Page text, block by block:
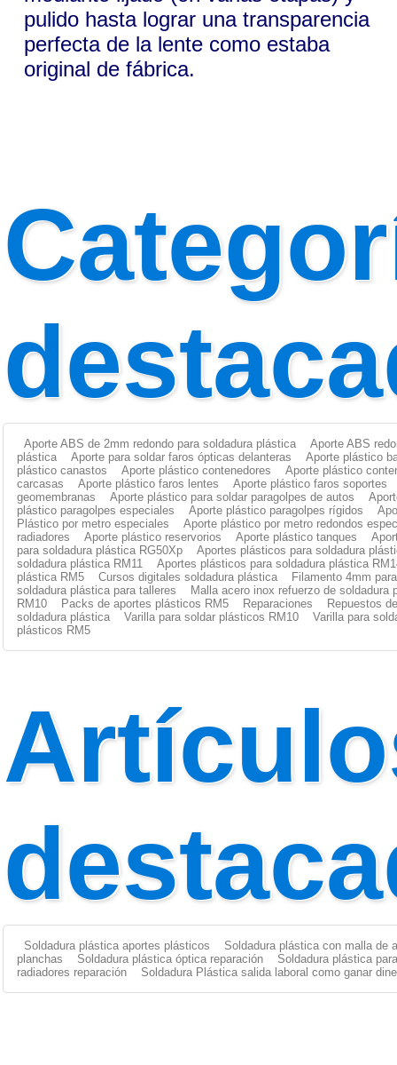
pulido hasta lograr una transparencia
perfecta de la lente como estaba
original de fábrica.
Aporte ABS de 2mm redondo para soldadura plástica
Aporte ABS
plástica
Aporte para soldar faros ópticas delanteras
Aporte plástico
plástico canastos
Aporte plástico contenedores
Aporte plástico
carcasas
Aporte plástico faros lentes
Aporte plástico faros soportes
geomembranas
Aporte plástico para soldar paragolpes de autos
plástico paragolpes especiales
Aporte plástico paragolpes rígidos
Plástico por metro especiales
Aporte plástico por metro redondos
radiadores
Aporte plástico reservorios Aporte plástico tanques
para soldadura plástica RG50Xp
Aportes plásticos para soldadura
soldadura plástica RM11
Aportes plásticos para soldadura plástica
plástica RM5
Cursos digitales soldadura plástica
Filamento 4mm
soldadura plástica para talleres
Malla acero inox refuerzo de soldadura
RM10
Packs de aportes plásticos RM5 Reparaciones
Repuestos
soldadura plástica
Varilla para soldar plásticos RM10
Varilla para
plásticos RM5
Soldadura plástica aportes plásticos
Soldadura plástica con malla de
planchas
Soldadura plástica óptica reparación
Soldadura plástica
radiadores reparación
Soldadura Plástica salida laboral como ganar